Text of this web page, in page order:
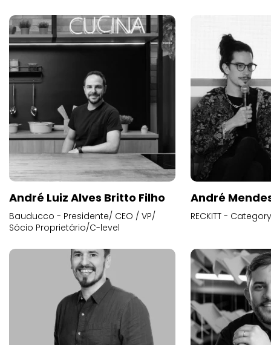
André Luiz Alves Britto Filho
Bauducco - Presidente/ CEO / VP/
Sócio Proprietário/C-level
André
RECKITT -